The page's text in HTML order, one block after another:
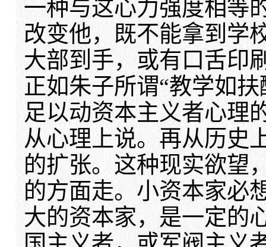
一种与这心力强度相等
改变他，既不能拿到学
大部到手，或有口舌印
正如朱子所谓“教学如
足以动资本主义者心理
从心理上说。再从历史
的扩张。这种现实欲望
的方面走。小资本家必
大的资本家，是一定的